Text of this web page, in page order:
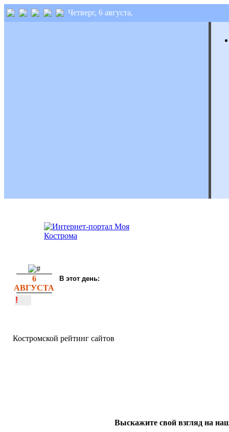
Четверг, 6 августа,
6
АВГУСТА
В этот день:
!
Костромской рейтинг сайтов
Выскажите свой взгляд на